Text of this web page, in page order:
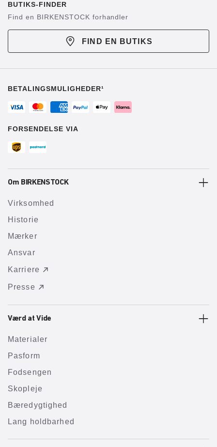
BUTIKS-FINDER
Find en BIRKENSTOCK forhandler
FIND EN BUTIKS
BETALINGSMULIGHEDER¹
FORSENDELSE VIA
Om BIRKENSTOCK
Virksomhed
Historie
Mærker
Ansvar
Karriere
Presse
Værd at Vide
Materialer
Pasform
Fodsengen
Skopleje
Bæredygtighed
Lang holdbarhed